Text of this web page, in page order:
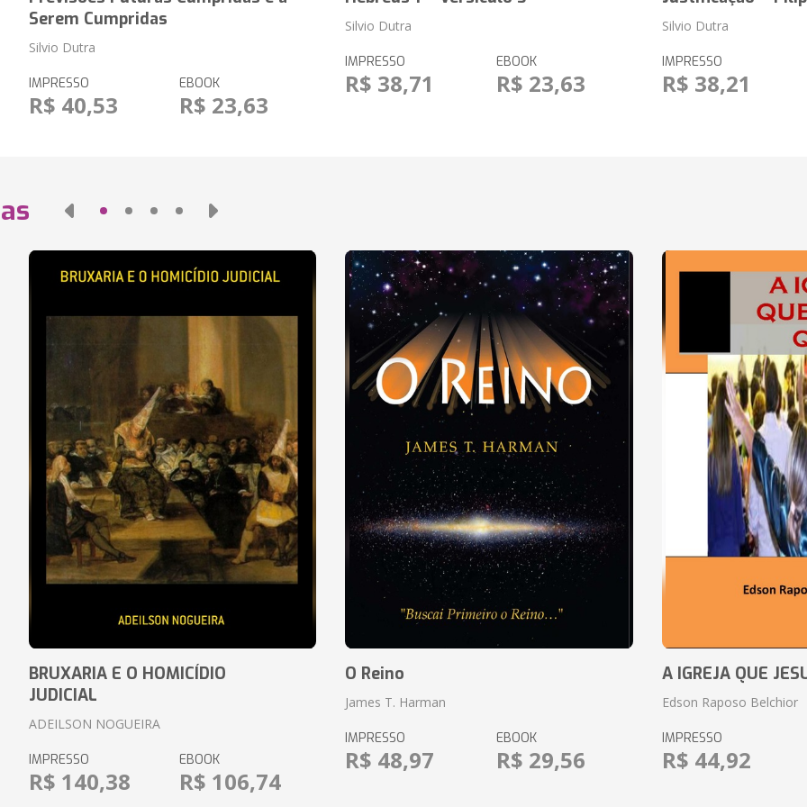
Serem Cumpridas
Silvio Dutra
IMPRESSO
R$ 40,53
EBOOK
R$ 23,63
Silvio Dutra
IMPRESSO
R$ 38,71
EBOOK
R$ 23,63
Silvio Dutra
IMPRESSO
R$ 38,21
BRUXARIA E O HOMICÍDIO
JUDICIAL
ADEILSON NOGUEIRA
IMPRESSO
R$ 140,38
EBOOK
R$ 106,74
O Reino
James T. Harman
IMPRESSO
R$ 48,97
EBOOK
R$ 29,56
A IGREJA QUE
Edson Raposo Belchior
IMPRESSO
R$ 44,92